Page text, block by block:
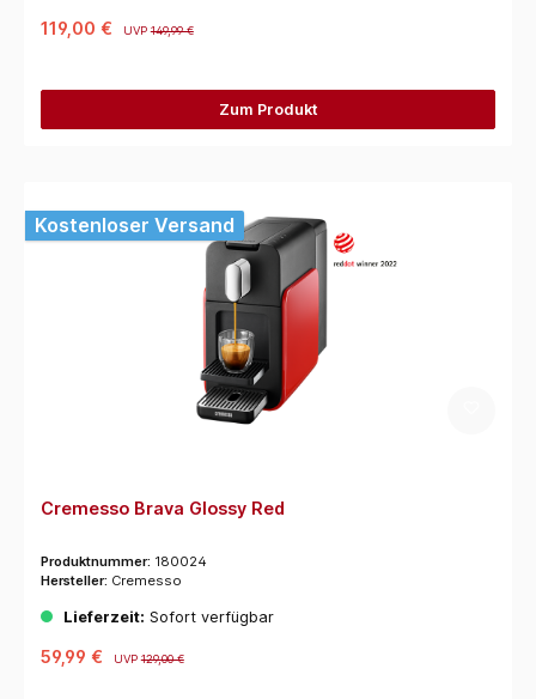
119,00 € UVP149,99 €
Zum Produkt
Kostenloser Versand
Cremesso Brava Glossy Red
Produktnummer: 180024
Hersteller: Cremesso
Lieferzeit: Sofort verfügbar
59,99 € UVP129,00 €